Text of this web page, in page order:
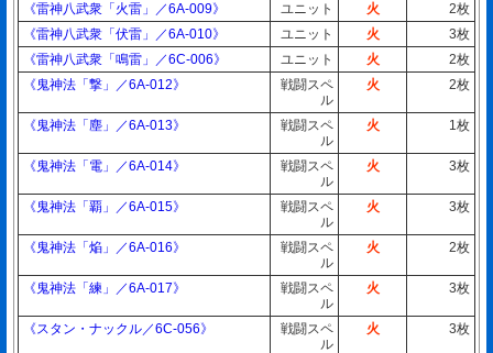
《雷神八武衆「火雷」／6A-009》
ユニット 火
2枚
《雷神八武衆「伏雷」／6A-010》
ユニット 火
3枚
《雷神八武衆「鳴雷」／6C-006》
ユニット 火
2枚
《鬼神法「撃」／6A-012》
戦闘スペ
ル
火 2枚
《鬼神法「塵」／6A-013》
戦闘スペ
ル
火 1枚
《鬼神法「電」／6A-014》
戦闘スペ
ル
火 3枚
《鬼神法「覇」／6A-015》
戦闘スペ
ル
火 3枚
《鬼神法「焔」／6A-016》
戦闘スペ
ル
火 2枚
《鬼神法「練」／6A-017》
戦闘スペ
ル
火 3枚
《スタン・ナックル／6C-056》
戦闘スペ
ル
火 3枚